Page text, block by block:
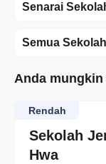
Senarai
Semua
Anda
Sekolah
Hwa
Rendah